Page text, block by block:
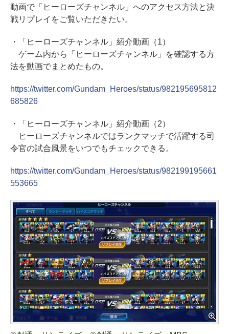
動画で「ヒーローズチャンネル」へのアクセス方法と決
戦リプレイをご覧いただきたい。
・「ヒーローズチャンネル」紹介動画（1）
ゲーム内から「ヒーローズチャンネル」を確認する方
法を動画でまとめたもの。
https://twitter.com/Gundam_Heroes/status/982195695812
685826
・「ヒーローズチャンネル」紹介動画（2）
ヒーローズチャンネルではランクマッチで活躍する司
令官の試合風景をいつでもチェックできる。
https://twitter.com/Gundam_Heroes/status/982199195661
553665